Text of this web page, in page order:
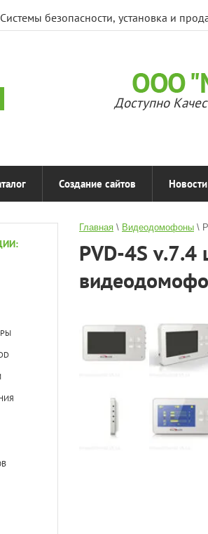
Системы безопасности, установка и
Доступно
Создание сайтов Новости
Главная \ Видеодомофоны \
PVD-4S v.7.4